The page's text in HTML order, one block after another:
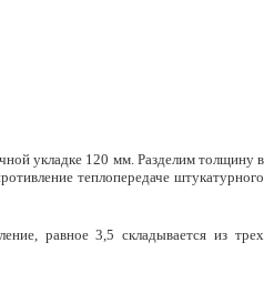
укладке 120 мм. Разделим толщину в
теплопередаче штукатурного
равное 3,5 складывается из трех